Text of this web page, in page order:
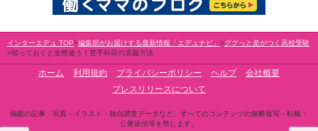
インターエデュ TOP 編集部がお届けする最新情報「エデュナビ」
ググっと差がつく高校受験
知っておくと全然違う！苦手科目の克服方法
ホーム 利用規約 プライバシーポリシー ヘルプ
会社概要
プレスリリースについて
掲載の記事・写真・イラスト・独自調査データなど、すべてのコンテンツの無断複写・転載・
公衆送信等を禁じます。